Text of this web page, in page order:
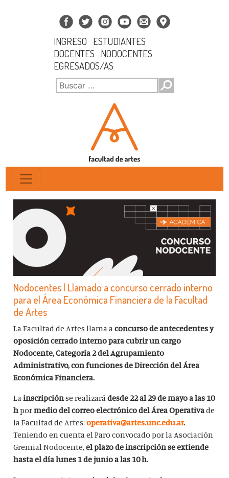
INGRESO
ESTUDIANTES
DOCENTES
NODOCENTES
EGRESADOS/AS
Nodocentes | Llamado a concurso cerrado interno
para el Área Económica Financiera de la Facultad
de Artes
La Facultad de Artes llama aconcurso de antecedentes y
oposición cerrado interno para cubrir un cargo
Nodocente, Categoría 2 del Agrupamiento
Administrativo, con funciones de Dirección del Área
Económica Financiera.
Lainscripciónse realizarádesde 22 al 29 de mayo a las 10
hpormedio del correo electrónico del Área Operativade
la Facultad de Artes:operativa@artes.unc.edu.ar.
Teniendo en cuenta el Paro convocado por la Asociación
Gremial Nodocente,el plazo de inscripción se extiende
hasta el día lunes 1 de junio a las 10 h.